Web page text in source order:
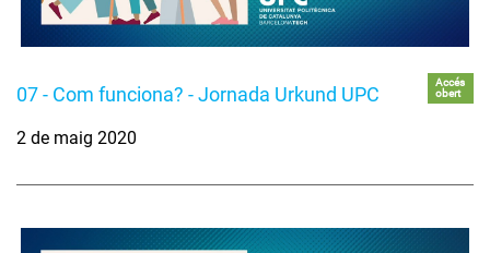
07 - Com funciona? - Jornada Urkund UPC
Accés
obert
2 de maig 2020